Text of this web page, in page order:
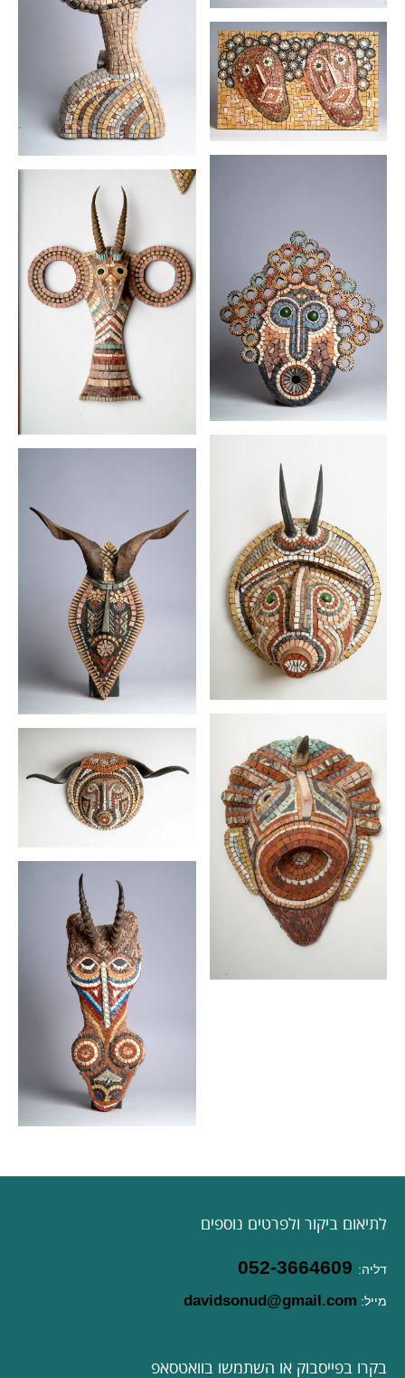
לתיאום ביקור ולפרטים נוספים
דליה:
מייל: davidsonud@gmail.com
בקרו בפייסבוק או השתמשו בוואטסאפ